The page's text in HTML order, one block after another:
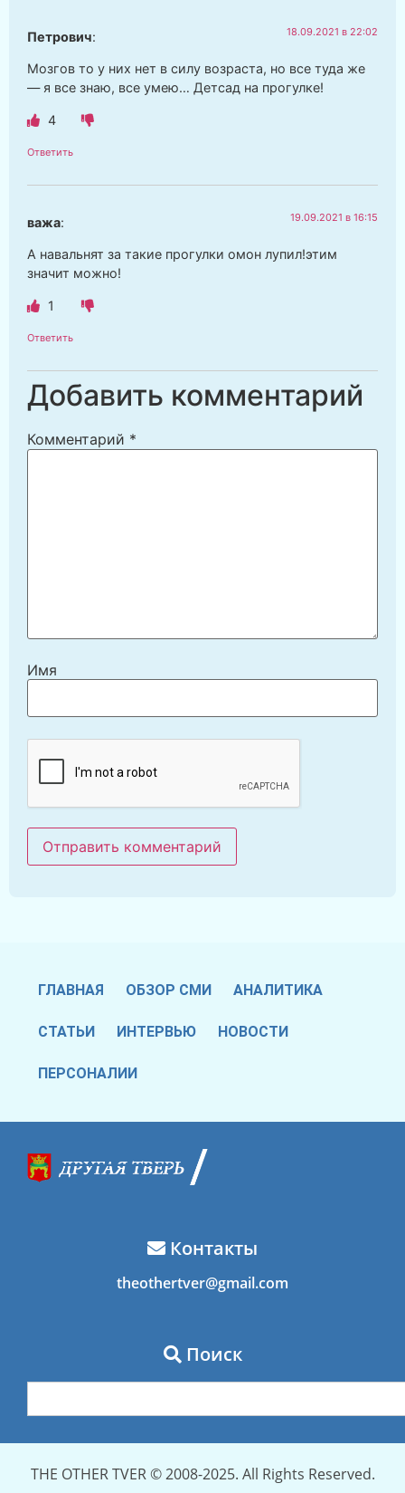
Петрович: 18.09.2021 в 22:02
Мозгов то у них нет в силу возраста, но все туда же
— я все знаю, все умею… Детсад на прогулке!
4
Ответить
важа: 19.09.2021 в 16:15
А навальнят за такие прогулки омон лупил!этим
значит можно!
1
Ответить
Добавить комментарий
Комментарий *
Имя
ГЛАВНАЯ ОБЗОР СМИ АНАЛИТИКА
СТАТЬИ ИНТЕРВЬЮ НОВОСТИ
ПЕРСОНАЛИИ
Контакты
theothertver@gmail.com
Поиск
THE OTHER TVER © 2008-2025. All Rights Reserved.